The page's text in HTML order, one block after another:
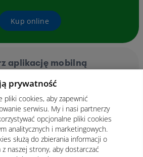
Kup online
aplikację mobilną
prywatność
pliki cookies, aby zapewnić
serwisu. My i nasi partnerzy
opcjonalne pliki cookies
analitycznych i marketingowych.
służą do zbierania informacji o
naszej strony, aby dostarczać